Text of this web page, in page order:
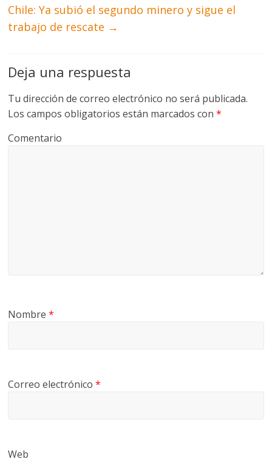
Chile: Ya subió el segundo minero y sigue el
trabajo de rescate →
Deja una respuesta
Tu dirección de correo electrónico no será publicada.
Los campos obligatorios están marcados con*
Comentario
Nombre*
Correo electrónico*
Web